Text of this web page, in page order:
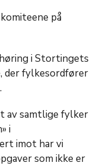
på
i Stortingets
der fylkesordfører
av samtlige fylker
i
imot har vi
som ikke er